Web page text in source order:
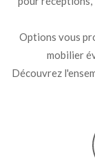
Options vous
mobilier
Découvrez